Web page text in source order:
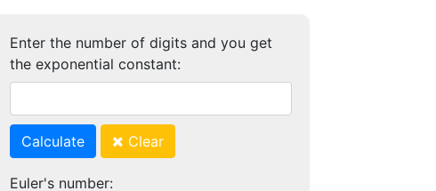
Enter the number of digits and you get
the exponential constant:
Calculate Clear
Euler's number: